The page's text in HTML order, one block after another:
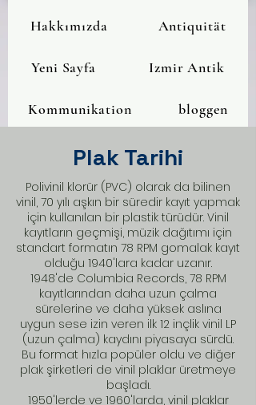
Hakkımızda Antiquität
Yeni Sayfa Izmir Antik
Kommunikation bloggen
Plak Tarihi
Polivinil klorür (PVC) olarak da bilinen
vinil, 70 yılı aşkın bir süredir kayıt yapmak
için kullanılan bir plastik türüdür. Vinil
kayıtların geçmişi, müzik dağıtımı için
standart formatın 78 RPM gomalak kayıt
olduğu 1940'lara kadar uzanır.
1948'de Columbia Records, 78 RPM
kayıtlarından daha uzun çalma
sürelerine ve daha yüksek aslına
uygun sese izin veren ilk 12 inçlik vinil LP
(uzun çalma) kaydını piyasaya sürdü.
Bu format hızla popüler oldu ve diğer
plak şirketleri de vinil plaklar üretmeye
başladı.
1950'lerde ve 1960'larda, vinil plaklar